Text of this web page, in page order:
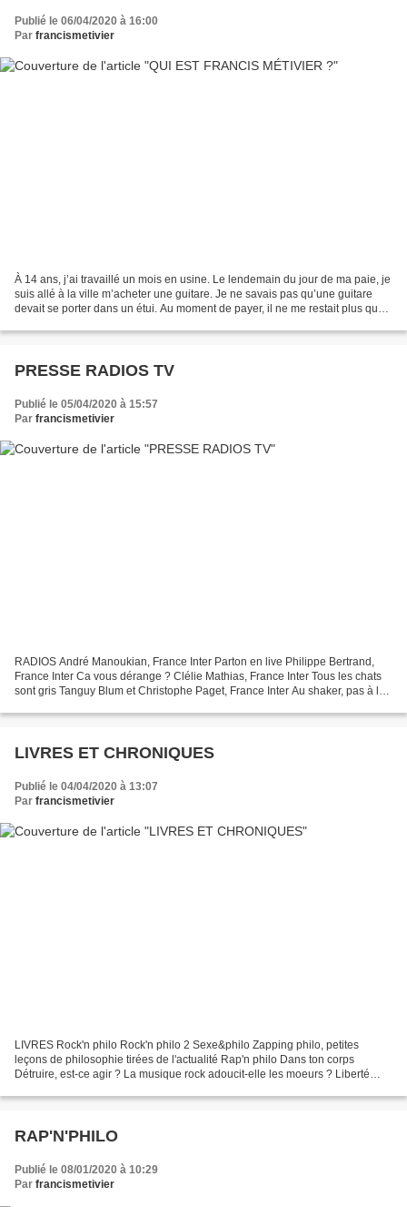
Publié le 06/04/2020 à 16:00
Par francismetivier
À 14 ans, j’ai travaillé un mois en usine. Le lendemain du jour de ma paie, je
suis allé à la ville m’acheter une guitare. Je ne savais pas qu’une guitare
devait se porter dans un étui. Au moment de payer, il ne me restait plus que
PRESSE RADIOS TV
Publié le 05/04/2020 à 15:57
Par francismetivier
RADIOS André Manoukian, France Inter Parton en live Philippe Bertrand,
France Inter Ca vous dérange ? Clélie Mathias, France Inter Tous les chats
sont gris Tanguy Blum et Christophe Paget, France Inter Au shaker, pas à la
LIVRES ET CHRONIQUES
Publié le 04/04/2020 à 13:07
Par francismetivier
LIVRES Rock'n philo Rock'n philo 2 Sexe&philo Zapping philo, petites
leçons de philosophie tirées de l'actualité Rap'n philo Dans ton corps
Détruire, est-ce agir ? La musique rock adoucit-elle les moeurs ? Liberté
RAP'N'PHILO
Publié le 08/01/2020 à 10:29
Par francismetivier